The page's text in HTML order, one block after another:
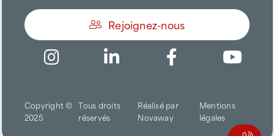
Rejoignez-nous
Copyright ©
2025
Tous droits
réservés
Réalisé par
Novaway
Mentions
légales
Trouver une agence